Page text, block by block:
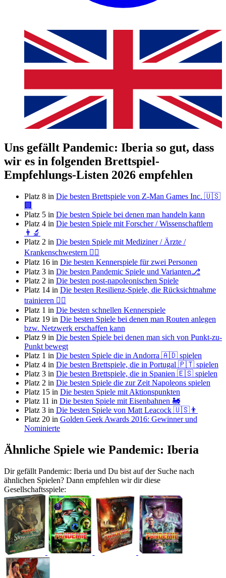
Uns gefällt Pandemic: Iberia so gut, dass
wir es in folgenden Brettspiel-
Empfehlungs-Listen 2026 empfehlen
Platz 8 in Die besten Brettspiele von Z-Man Games Inc. 🇺🇸
🏢
Platz 5 in Die besten Spiele bei denen man handeln kann
Platz 4 in Die besten Spiele mit Forscher / Wissenschaftlern
👨‍🔬
Platz 2 in Die besten Spiele mit Mediziner / Ärzte /
Krankenschwestern 🧑‍⚕️
Platz 16 in Die besten Kennerspiele für zwei Personen
Platz 3 in Die besten Pandemic Spiele und Varianten⎇
Platz 2 in Die besten post-napoleonischen Spiele
Platz 14 in Die besten Resilienz-Spiele, die Rücksichtnahme
trainieren 💆‍♀️
Platz 1 in Die besten schnellen Kennerspiele
Platz 19 in Die besten Spiele bei denen man Routen anlegen
bzw. Netzwerk erschaffen kann
Platz 9 in Die besten Spiele bei denen man sich von Punkt-zu-
Punkt bewegt
Platz 1 in Die besten Spiele die in Andorra 🇦🇩 spielen
Platz 4 in Die besten Brettspiele, die in Portugal 🇵🇹 spielen
Platz 3 in Die besten Brettspiele, die in Spanien 🇪🇸 spielen
Platz 2 in Die besten Spiele die zur Zeit Napoleons spielen
Platz 15 in Die besten Spiele mit Aktionspunkten
Platz 11 in Die besten Spiele mit Eisenbahnen 🚂
Platz 3 in Die besten Spiele von Matt Leacock 🇺🇸👨
Platz 20 in Golden Geek Awards 2016: Gewinner und
Nominierte
Ähnliche Spiele wie Pandemic: Iberia
Dir gefällt Pandemic: Iberia und Du bist auf der Suche nach
ähnlichen Spielen? Dann empfehlen wir dir diese
Gesellschaftsspiele: